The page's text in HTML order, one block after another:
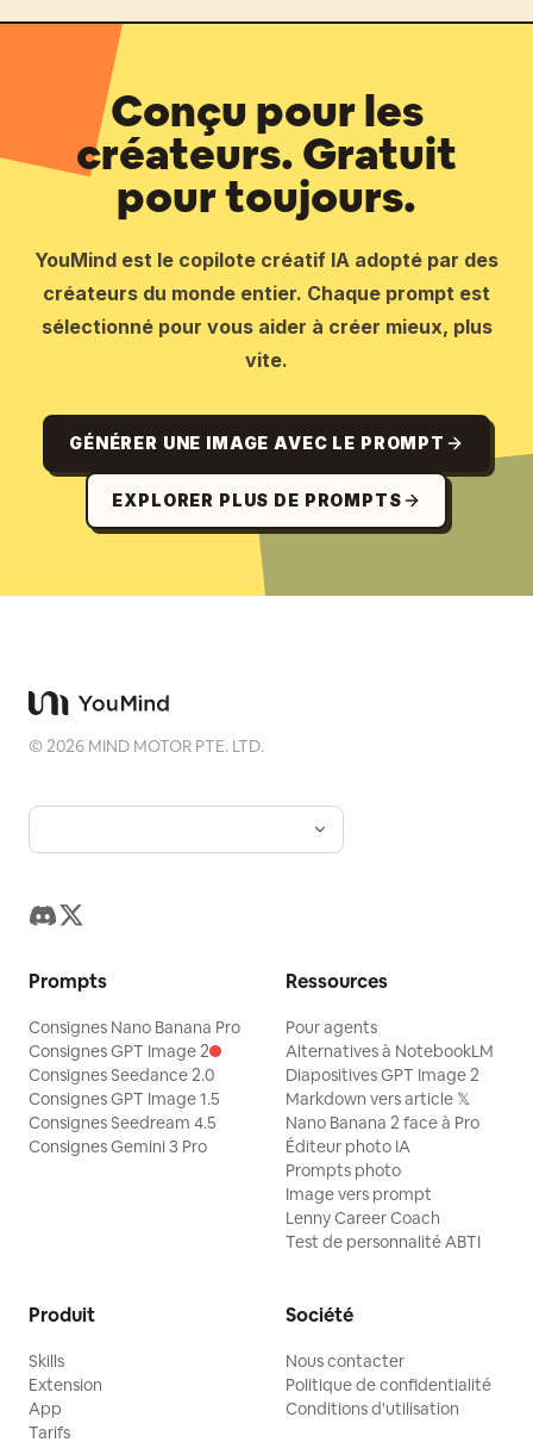
Conçu pour les
créateurs. Gratuit
pour toujours.
YouMind est le copilote créatif IA adopté par des
créateurs du monde entier. Chaque prompt est
sélectionné pour vous aider à créer mieux, plus
vite.
GÉNÉRER UNE IMAGE AVEC LE PROMPT
EXPLORER PLUS DE PROMPTS
©2026 MIND MOTOR PTE. LTD.
Prompts
Consignes Nano Banana Pro
Consignes GPT Image 2
Consignes Seedance 2.0
Consignes GPT Image 1.5
Consignes Seedream 4.5
Consignes Gemini 3 Pro
Ressources
Pour agents
Alternatives à NotebookLM
Diapositives GPT Image 2
Markdown vers article 𝕏
Nano Banana 2 face à Pro
Éditeur photo IA
Prompts photo
Image vers prompt
Lenny Career Coach
Test de personnalité ABTI
Produit
Skills
Extension
App
Tarifs
Société
Nous contacter
Politique de confidentialité
Conditions d'utilisation